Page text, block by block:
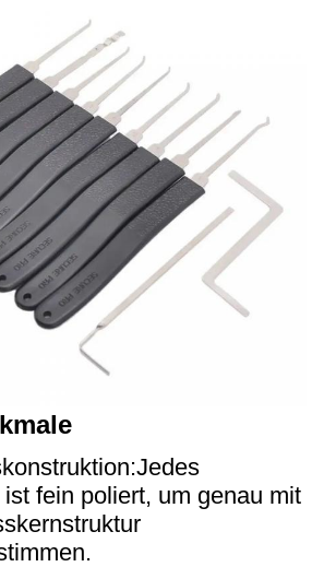
fein poliert, um genau mit